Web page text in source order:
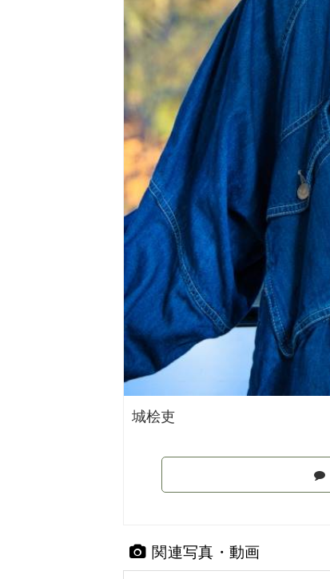
城桧吏
関連写真・動画